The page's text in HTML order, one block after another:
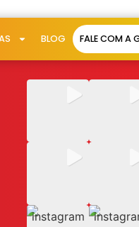
BLOG FALE COM A